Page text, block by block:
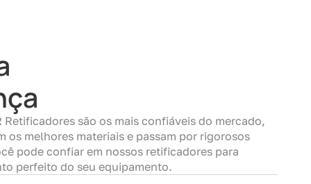
Retificadores são os mais confiáveis do mercado,
os melhores materiais e passam por rigorosos
pode confiar em nossos retificadores para
perfeito do seu equipamento.